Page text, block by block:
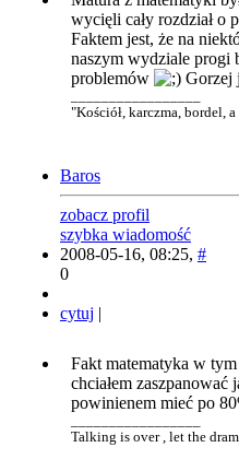
wycięli cały rozdział o
Faktem jest, że na
naszym wydziale progi
problemów
Gorzej
"Kościół, karczma, bordel,
Baros
zobacz profil
szybka wiadomość
2008-05-16, 08:25, #
0
cytuj |
Fakt matematyka w tym
chciałem zaszpanować
powinienem mieć po
Talking is over , let the